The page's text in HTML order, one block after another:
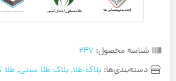
شناسه محصول: 247
دسته‌بندی‌ها: پلاک طلا,پلاک طلا سنتی, طلا